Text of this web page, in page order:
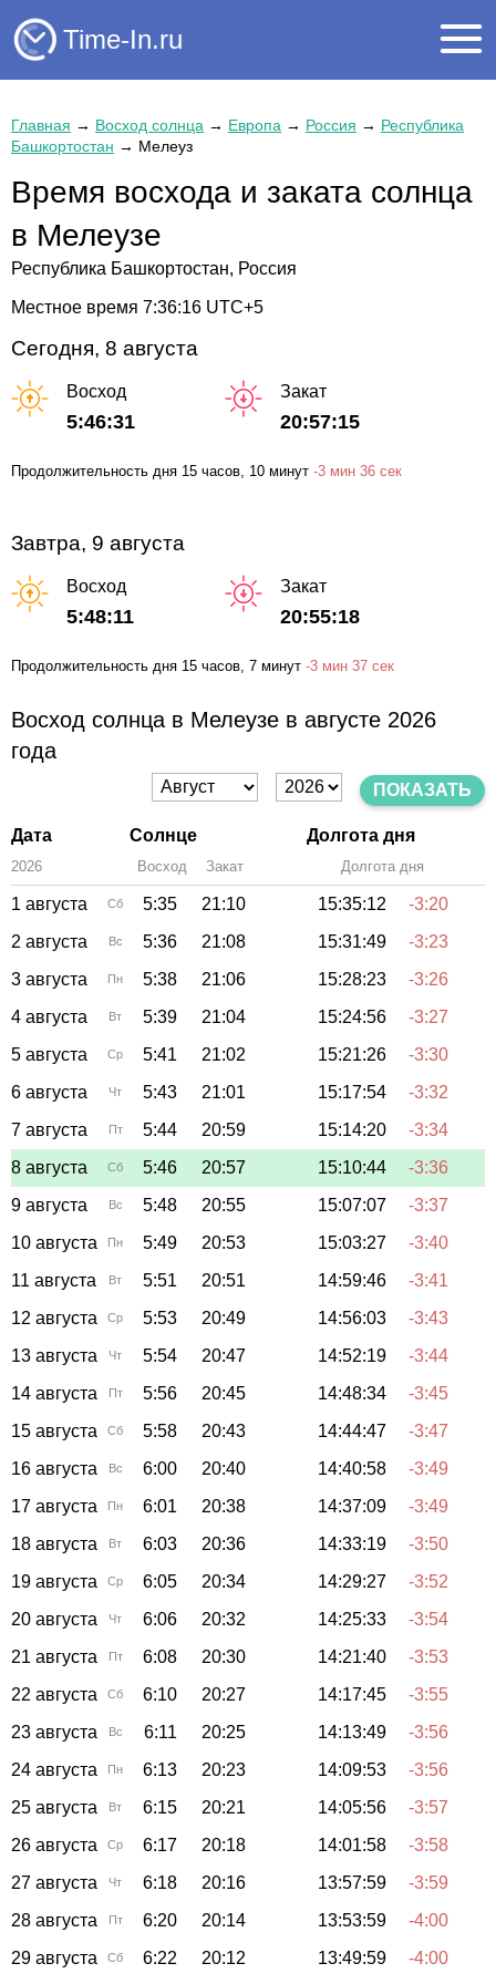
Time-In.ru
Главная → Восход солнца → Европа → Россия → Республика
Башкортостан → Мелеуз
Время восхода и заката солнца
в Мелеузе
Республика Башкортостан, Россия
Местное время 7:36:16 UTC+5
Сегодня, 8 августа
Восход
5:46:31
Закат
20:57:15
Продолжительность дня 15 часов , 10 минут -3 мин 36 сек
Завтра, 9 августа
Восход
5:48:11
Закат
20:55:18
Продолжительность дня 15 часов, 7 минут -3 мин 37 сек
Восход солнца в Мелеузе в августе 2026
года
ПОКАЗАТЬ
Дата Солнце Долгота дня
2026 Восход Закат Долгота дня
1 августа Сб 5:35 21:10 15:35:12
-3:20
2 августа
Вс 5:36 21:08 15:31:49
-3:23
3 августа
Пн 5:38 21:06 15:28:23
-3:26
4 августа
Вт 5:39 21:04 15:24:56
-3:27
5 августа
Ср 5:41 21:02 15:21:26
-3:30
6 августа
Чт 5:43 21:01 15:17:54
-3:32
7 августа
Пт 5:44 20:59 15:14:20
-3:34
8 августа
Сб 5:46 20:57 15:10:44
-3:36
9 августа
Вс 5:48 20:55 15:07:07
-3:37
10 августа
Пн 5:49 20:53 15:03:27
-3:40
11 августа
Вт 5:51 20:51 14:59:46
-3:41
12 августа
Ср 5:53 20:49 14:56:03
-3:43
13 августа
Чт 5:54 20:47 14:52:19
-3:44
14 августа
Пт 5:56 20:45 14:48:34
-3:45
15 августа
Сб 5:58 20:43 14:44:47
-3:47
16 августа
Вс 6:00 20:40 14:40:58
-3:49
17 августа
Пн 6:01 20:38 14:37:09
-3:49
18 августа
Вт 6:03 20:36 14:33:19
-3:50
19 августа
Ср 6:05 20:34 14:29:27
-3:52
20 августа
Чт 6:06 20:32 14:25:33
-3:54
21 августа
Пт 6:08 20:30 14:21:40
-3:53
22 августа
Сб 6:10 20:27 14:17:45
-3:55
23 августа
Вс 6:11 20:25 14:13:49
-3:56
24 августа
Пн 6:13 20:23 14:09:53
-3:56
25 августа
Вт 6:15 20:21 14:05:56
-3:57
26 августа
Ср 6:17 20:18 14:01:58
-3:58
27 августа
Чт 6:18 20:16 13:57:59
-3:59
28 августа
Пт 6:20 20:14 13:53:59
-4:00
29 августа
Сб 6:22 20:12 13:49:59 -4:00